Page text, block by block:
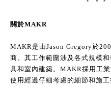
關於MAKR
MAKR是由Jason Gregory於
商。其工作範圍涉及各式規模
具和室內建築。MAKR採用工
使用經過仔細考慮的細節和施